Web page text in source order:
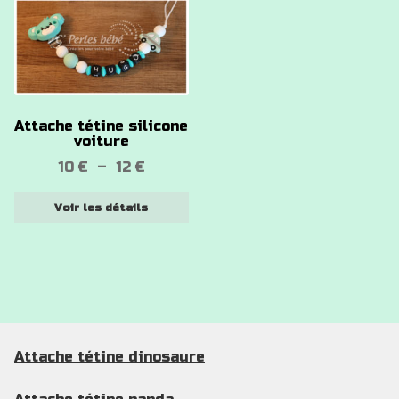
Attache tétine silicone
voiture
10 € – 12 €Plage
prix :
Voir les détails
a
plusieurs
variations.
Les
peuvent
choisies
Attache tétine dinosaure